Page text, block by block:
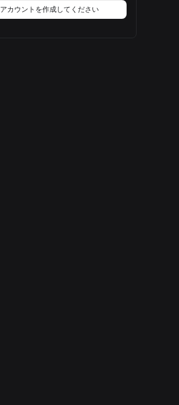
アカウントを作成してください